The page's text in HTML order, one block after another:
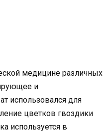
медицине различных
и
использовался для
цветков гвоздики
используется в